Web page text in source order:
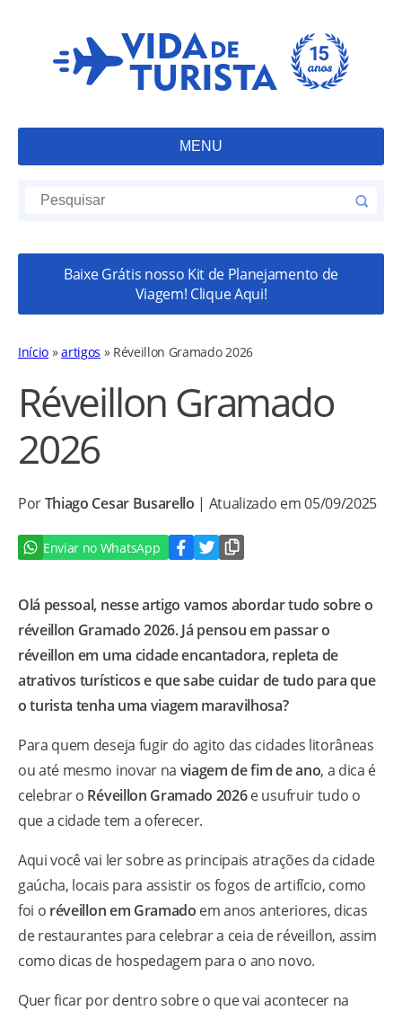
MENU
Baixe Grátis nosso Kit de Planejamento de
Viagem! Clique Aqui!
Início »artigos » Réveillon Gramado 2026
Réveillon Gramado
2026
PorThiago Cesar Busarello | Atualizado em 05/09/2025
Enviar no WhatsApp
Olá pessoal, nesse artigo vamos abordar tudo sobre o
réveillon Gramado 2026. Já pensou em passar o
réveillon em uma cidade encantadora, repleta de
atrativos turísticos e que sabe cuidar de tudo para que
o turista tenha uma viagem maravilhosa?
Para quem deseja fugir do agito das cidades litorâneas
ou até mesmo inovar na viagem de fim de ano, a dica é
celebrar o Réveillon Gramado 2026e usufruir tudo o
que a cidade tem a oferecer.
Aqui você vai ler sobre as principais atrações da cidade
gaúcha, locais para assistir os fogos de artifício, como
foi o réveillon em Gramado em anos anteriores, dicas
de restaurantes para celebrar a ceia de réveillon, assim
como dicas de hospedagem para o ano novo.
Quer ficar por dentro sobre o que vai acontecer na